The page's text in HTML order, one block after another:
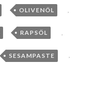
, OLIVENÖL
, RAPSÖL ,
, SESAMPASTE ,